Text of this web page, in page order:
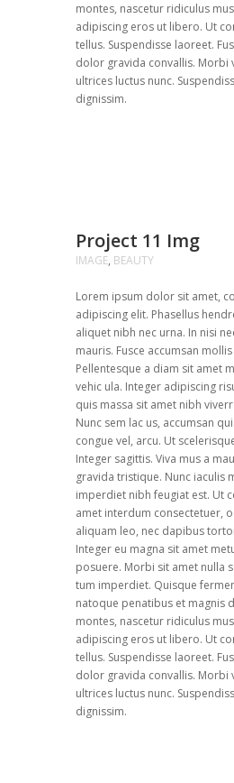
montes, nascetur ridiculus
adipiscing eros ut libero. Ut
tellus. Suspendisse laoreet.
dolor gravida convallis. Morbi
ultrices luctus nunc.
dignissim.
Project 11 Img
IMAGE, BEAUTY
Lorem ipsum dolor sit amet,
adipiscing elit. Phasellus
aliquet nibh nec urna. In nisi
mauris. Fusce accumsan
Pellentesque a diam sit amet
vehic ula. Integer adipiscing
quis massa sit amet nibh
Nunc sem lac us, accumsan
congue vel, arcu. Ut
Integer sagittis. Viva mus a
gravida tristique. Nunc iaculis
imperdiet nibh feugiat est. Ut
amet interdum consectetuer,
aliquam leo, nec dapibus
Integer eu magna sit amet
posuere. Morbi sit amet nulla
tum imperdiet. Quisque
natoque penatibus et magnis
montes, nascetur ridiculus
adipiscing eros ut libero. Ut
tellus. Suspendisse laoreet.
dolor gravida convallis. Morbi
ultrices luctus nunc.
dignissim.